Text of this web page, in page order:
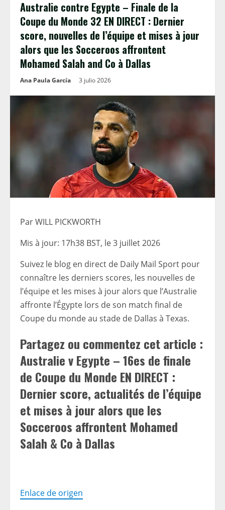
Australie contre Egypte – Finale de la
Coupe du Monde 32 EN DIRECT : Dernier
score, nouvelles de l’équipe et mises à jour
alors que les Socceroos affrontent
Mohamed Salah and Co à Dallas
Ana Paula García 3 julio 2026
Par WILL PICKWORTH
Mis à jour: 17h38 BST, le 3 juillet 2026
Suivez le blog en direct de Daily Mail Sport pour
connaître les derniers scores, les nouvelles de
l’équipe et les mises à jour alors que l’Australie
affronte l’Égypte lors de son match final de
Coupe du monde au stade de Dallas à Texas.
Partagez ou commentez cet article :
Australie v Egypte – 16es de finale
de Coupe du Monde EN DIRECT :
Dernier score, actualités de l’équipe
et mises à jour alors que les
Socceroos affrontent Mohamed
Salah & Co à Dallas
Enlace de origen